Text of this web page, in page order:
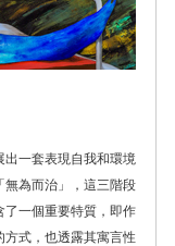
出一套表現自我和環境
無為而治」，這三階段
了一個重要特質，即作
式，也透露其寓言性